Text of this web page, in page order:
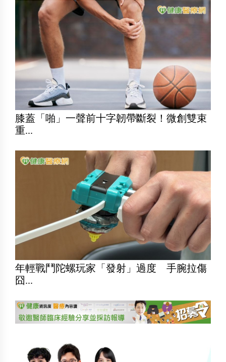
膝蓋「啪」一聲前十字韌帶斷裂！微創雙束
重...
年輕戰鬥陀螺玩家「發射」過度 手腕拉傷
囧...